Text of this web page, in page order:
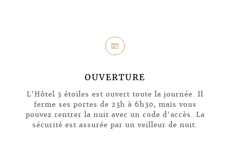
l
OUVERTURE
L'Hôtel 3 étoiles est ouvert toute la journée. Il
ferme ses portes de 23h à 6h30, mais vous
pouvez rentrer la nuit avec un code d'accès. La
sécurité est assurée par un veilleur de nuit.